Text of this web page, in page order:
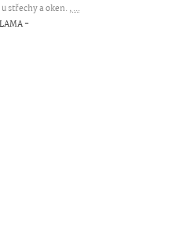
střechy a oken. ,...